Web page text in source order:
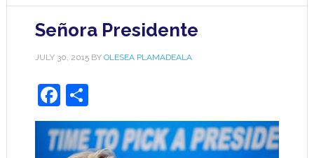
Señora Presidente
JULY 30, 2015BY OLESEA PLAMADEALA
Facebook
Share